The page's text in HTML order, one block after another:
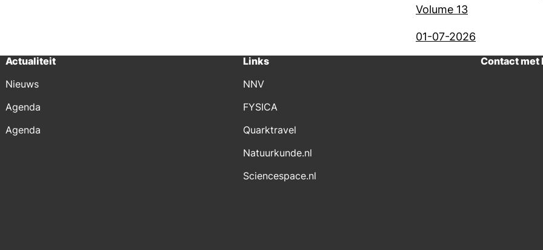
Volume 13
01-07-2026
Actualiteit
Nieuws
Agenda
Agenda
Links
NNV
FYSICA
Quarktravel
Natuurkunde.nl
Sciencespace.nl
Contact met